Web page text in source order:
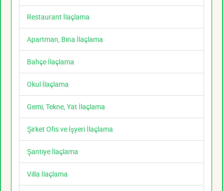
Restaurant İlaçlama
Apartman, Bina İlaçlama
Bahçe İlaçlama
Okul İlaçlama
Gemi, Tekne, Yat İlaçlama
Şirket Ofis ve İşyeri İlaçlama
Şantiye İlaçlama
Villa İlaçlama